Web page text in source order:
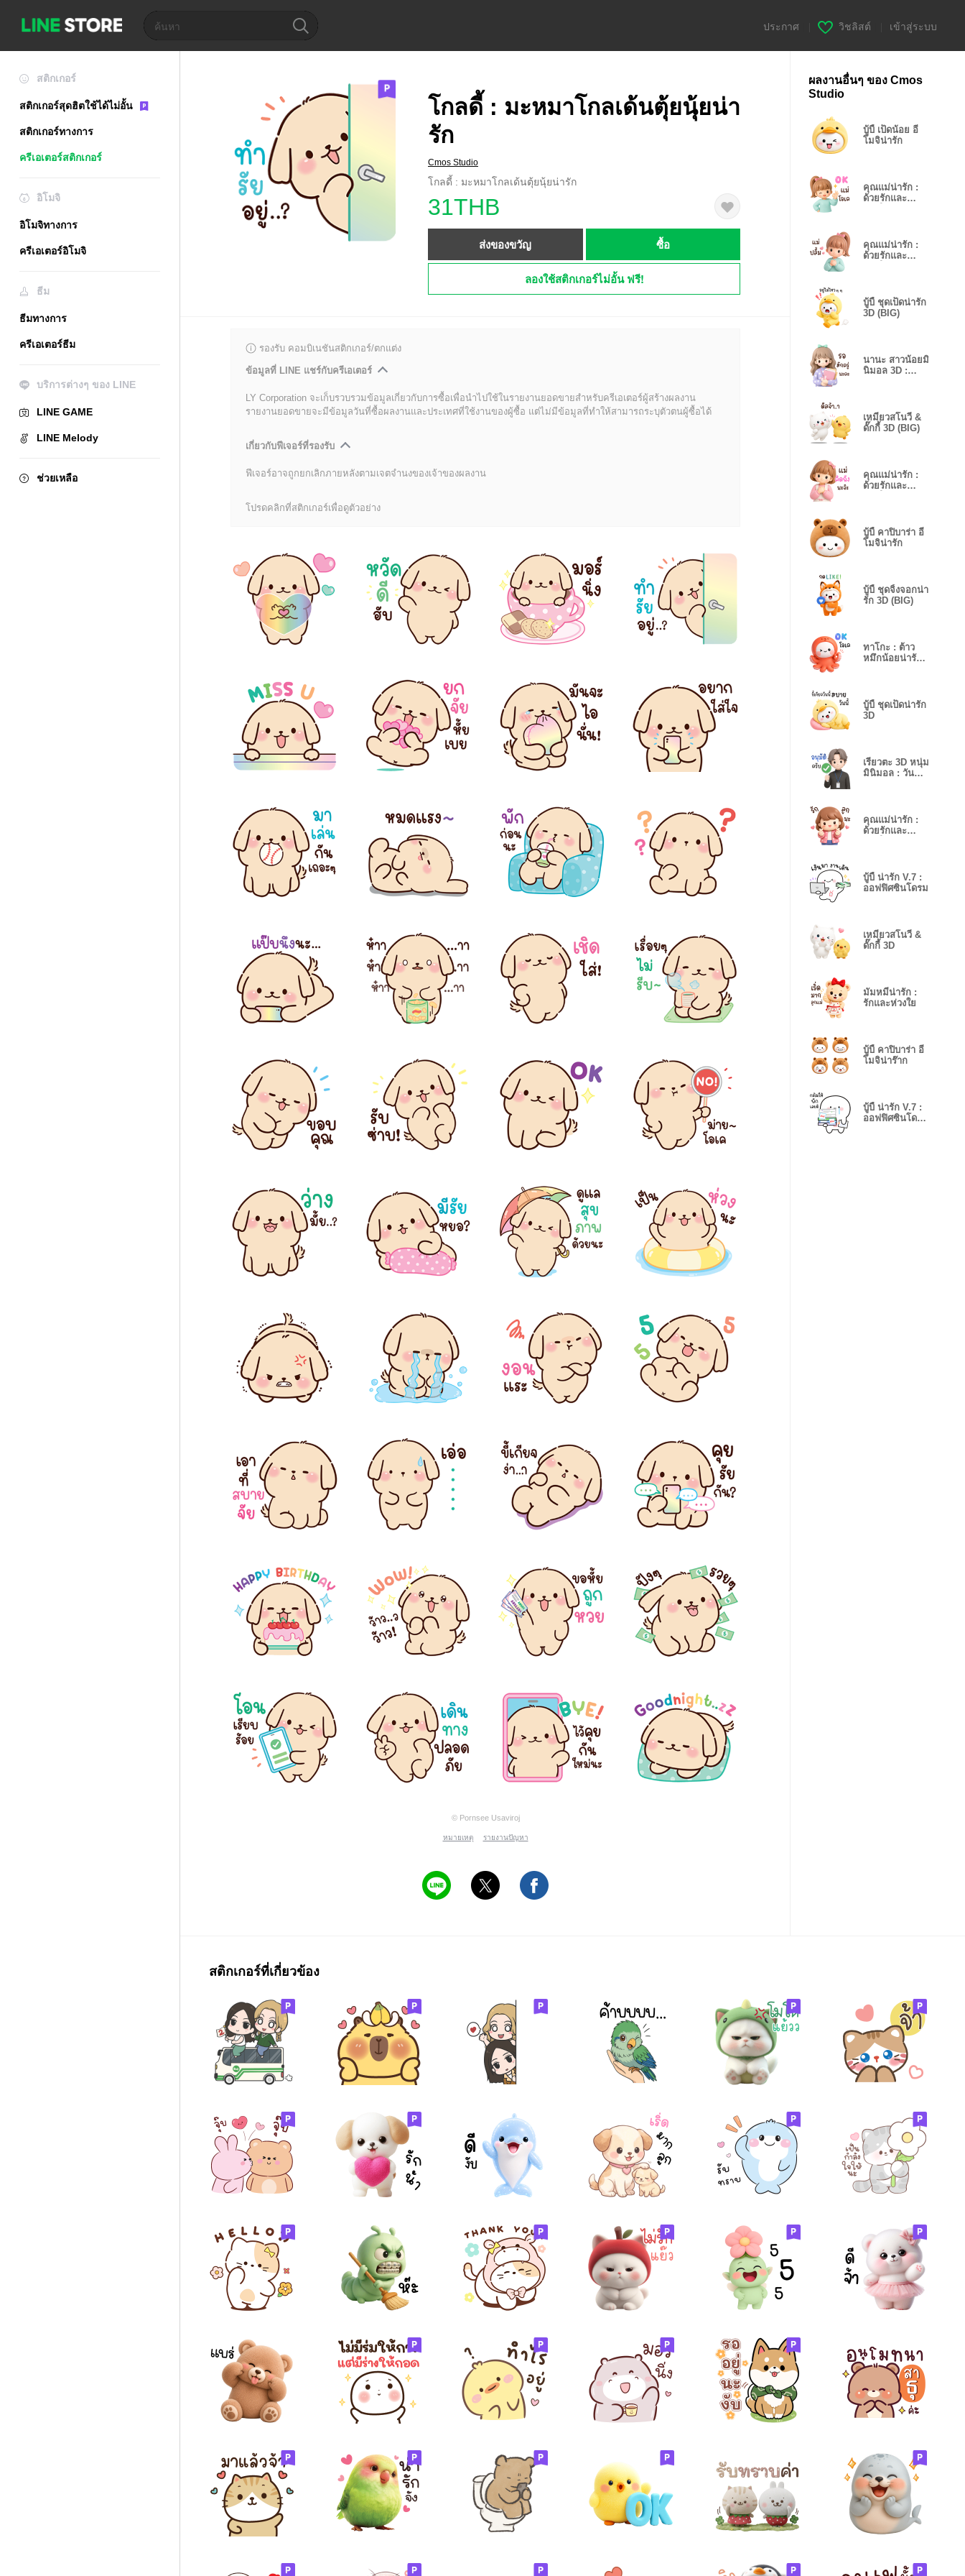
ประกาศ วิชลิสต์ เข้าสู่ระบบ
สติกเกอร์
สติกเกอร์สุดฮิตใช้ได้ไม่อั้น
สติกเกอร์ทางการ
ครีเอเตอร์สติกเกอร์
อิโมจิ
อิโมจิทางการ
ครีเอเตอร์อิโมจิ
ธีม
ธีมทางการ
ครีเอเตอร์ธีม
บริการต่างๆ ของ LINE
LINE GAME
LINE Melody
ช่วยเหลือ
โกลดี้ : มะหมาโกลเด้นตุ้ยนุ้ยน่า
รัก
Cmos Studio
โกลดี้ : มะหมาโกลเด้นตุ้ยนุ้ยน่ารัก
31THB
ส่งของขวัญ ซื้อ
ลองใช้สติกเกอร์ไม่อั้น ฟรี!
รองรับ คอมบิเนชันสติกเกอร์/ตกแต่ง
ข้อมูลที่ LINE แชร์กับครีเอเตอร์
LY Corporation จะเก็บรวบรวมข้อมูลเกี่ยวกับการซื้อเพื่อนำไปใช้ในรายงานยอดขายสำหรับครีเอเตอร์ผู้สร้างผลงาน
รายงานยอดขายจะมีข้อมูลวันที่ซื้อผลงานและประเทศที่ใช้งานของผู้ซื้อ แต่ไม่มีข้อมูลที่ทำให้สามารถระบุตัวตนผู้ซื้อได้
เกี่ยวกับฟีเจอร์ที่รองรับ
ฟีเจอร์อาจถูกยกเลิกภายหลังตามเจตจำนงของเจ้าของผลงาน
โปรดคลิกที่สติกเกอร์เพื่อดูตัวอย่าง
© Pornsee Usaviroj
หมายเหตุ รายงานปัญหา
ผลงานอื่นๆ ของ Cmos
Studio
บู้บี้ เป็ดน้อย อี
โมจิน่ารัก
คุณแม่น่ารัก :
ด้วยรักและ
คุณแม่น่ารัก :
ด้วยรักและ
บู้บี้ ชุดเป็ดน่ารัก
3D (BIG)
นานะ สาวน้อยมิ
นิมอล 3D :
เหมียวสโนวี่ &
ดั๊กกี้ 3D (BIG)
คุณแม่น่ารัก :
ด้วยรักและ
บู้บี้ คาปิบาร่า อี
โมจิน่ารัก
บู้บี้ ชุดจิ้งจอกน่า
รัก 3D (BIG)
ทาโกะ : ต้าว
หมึกน้อยน่ารัก
บู้บี้ ชุดเป็ดน่ารัก
3D
เรียวตะ 3D หนุ่ม
มินิมอล : วัน
คุณแม่น่ารัก :
ด้วยรักและ
บู้บี้ น่ารัก V.7 :
ออฟฟิศซินโดรม
เหมียวสโนวี่ &
ดั๊กกี้ 3D
มัมหมีน่ารัก :
รักและห่วงใย
บู้บี้ คาปิบาร่า อี
โมจิน่าร๊าก
บู้บี้ น่ารัก V.7 :
ออฟฟิศซินโดรม
สติกเกอร์ที่เกี่ยวข้อง